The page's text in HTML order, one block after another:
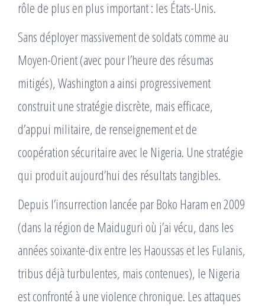
rôle de plus en plus important : les États-Unis.
Sans déployer massivement de soldats comme au
Moyen-Orient (avec pour l’heure des résumas
mitigés), Washington a ainsi progressivement
construit une stratégie discrète, mais efficace,
d’appui militaire, de renseignement et de
coopération sécuritaire avec le Nigeria. Une stratégie
qui produit aujourd’hui des résultats tangibles.
Depuis l’insurrection lancée par Boko Haram en 2009
(dans la région de Maiduguri où j’ai vécu, dans les
années soixante-dix entre les Haoussas et les Fulanis,
tribus déjà turbulentes, mais contenues), le Nigeria
est confronté à une violence chronique. Les attaques